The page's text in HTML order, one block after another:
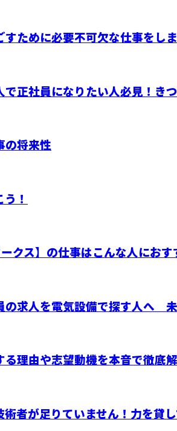
ために必要不可欠な仕事をし
で正社員になりたい人必見！き
の将来性
！
クス】の仕事はこんな人におす
の求人を電気設備で探す人へ
る理由や志望動機を本音で徹底
者が足りていません！力を貸